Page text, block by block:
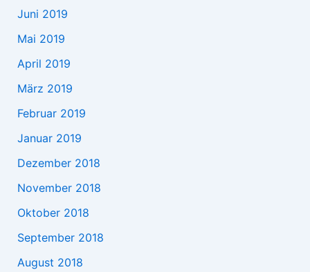
Juni 2019
Mai 2019
April 2019
März 2019
Februar 2019
Januar 2019
Dezember 2018
November 2018
Oktober 2018
September 2018
August 2018